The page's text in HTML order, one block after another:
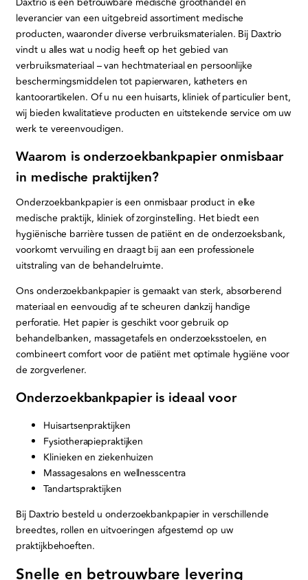
leverancier van een uitgebreid assortiment medische
producten, waaronder diverse verbruiksmaterialen. Bij Daxtrio
vindt u alles wat u nodig heeft op het gebied van
verbruiksmateriaal – van hechtmateriaal en persoonlijke
beschermingsmiddelen tot papierwaren, katheters en
kantoorartikelen. Of u nu een huisarts, kliniek of particulier bent,
wij bieden kwalitatieve producten en uitstekende service om uw
werk te vereenvoudigen.
Waarom is onderzoekbankpapier onmisbaar
in medische praktijken?
Onderzoekbankpapier is een onmisbaar product in elke
medische praktijk, kliniek of zorginstelling. Het biedt een
hygiënische barrière tussen de patiënt en de onderzoeksbank,
voorkomt vervuiling en draagt bij aan een professionele
uitstraling van de behandelruimte.
Ons onderzoekbankpapier is gemaakt van sterk, absorberend
materiaal en eenvoudig af te scheuren dankzij handige
perforatie. Het papier is geschikt voor gebruik op
behandelbanken, massagetafels en onderzoeksstoelen, en
combineert comfort voor de patiënt met optimale hygiëne voor
de zorgverlener.
Onderzoekbankpapier is ideaal voor
Huisartsenpraktijken
Fysiotherapiepraktijken
Klinieken en ziekenhuizen
Massagesalons en wellnesscentra
Tandartspraktijken
Bij Daxtrio besteld u onderzoekbankpapier in verschillende
breedtes, rollen en uitvoeringen afgestemd op uw
praktijkbehoeften.
Snelle en betrouwbare levering